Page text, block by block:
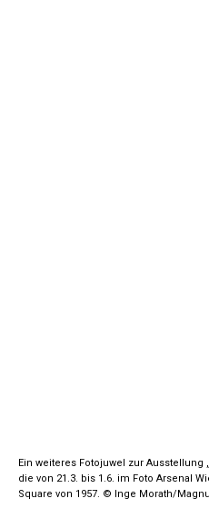
Ein weiteres Fotojuwel zur Ausstellung
die von 21.3. bis 1.6. im Foto Arsenal
Square von 1957. © Inge Morath/